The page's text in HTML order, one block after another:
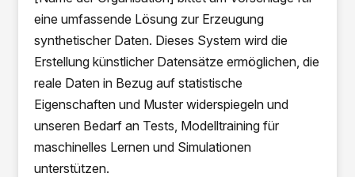
eine umfassende Lösung zur Erzeugung
synthetischer Daten. Dieses System wird die
Erstellung künstlicher Datensätze ermöglichen, die
reale Daten in Bezug auf statistische
Eigenschaften und Muster widerspiegeln und
unseren Bedarf an Tests, Modelltraining für
maschinelles Lernen und Simulationen
unterstützen.